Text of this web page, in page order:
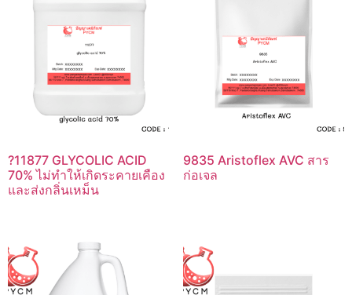
?11877 GLYCOLIC ACID
70% ไม่ทำให้เกิดระคายเคือง
และส่งกลิ่นเหม็น
9835 Aristoflex AVC สาร
ก่อเจล